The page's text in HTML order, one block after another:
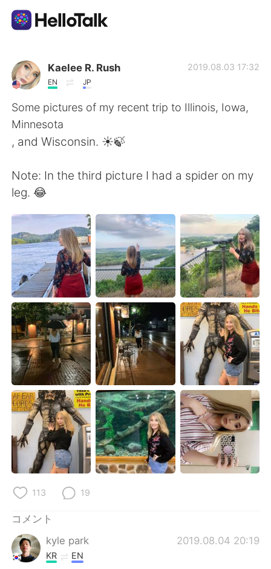
語学交換アプリ
AI Grammar Checker
日本語
English 简体中文
繁體中文 Español
العربية Français
Deutsch 한국어
Русский ไทย
Indonesia Italiano
Türkçe Tiếng Việt
Português
Kaelee R. Rush
EN JP
2019.08.03 17:32
Some pictures of my recent trip to Illinois, Iowa,
Minnesota
, and Wisconsin. ☀️🍃
Note: In the third picture I had a spider on my
leg. 😂
113 19
コメント
kyle park
2019.08.04 20:19
KR EN